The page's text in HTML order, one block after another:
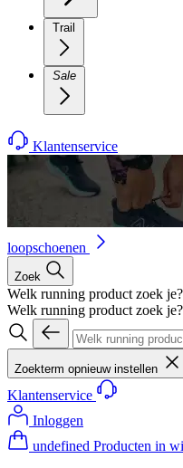
Trail
Sale
Klantenservice
loopschoenen
Zoek
Welk running product zoek je?
Welk running product zoek je?
Zoekterm opnieuw instellen
Klantenservice
Inloggen
undefined Producten in